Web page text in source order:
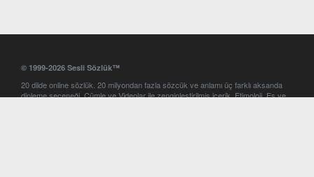
© 1999-2026 Sesli Sözlük™
20 dilde online sözlük. 20 milyondan fazla sözcük ve anlamı üç farklı aksanda
dinleme seçeneği. Cümle ve Videolar ile zenginleştirilmiş içerik. Etimoloji, Eş ve